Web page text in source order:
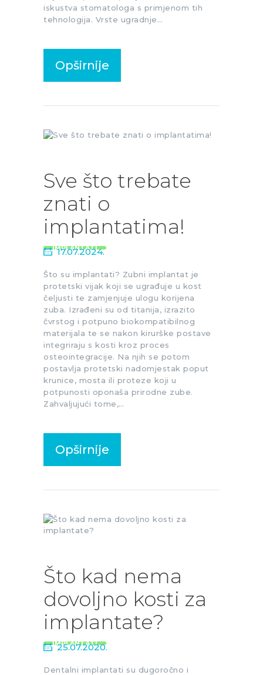
iskustva stomatologa s primjenom tih
tehnologija. Vrste ugradnje…
Opširnije
Sve što trebate
znati o
implantatima!
IMPLANTATI
17.07.2024.
Što su implantati? Zubni implantat je
protetski vijak koji se ugrađuje u kost
čeljusti te zamjenjuje ulogu korijena
zuba. Izrađeni su od titanija, izrazito
čvrstog i potpuno biokompatibilnog
materijala te se nakon kirurške postave
integriraju s kosti kroz proces
osteointegracije. Na njih se potom
postavlja protetski nadomjestak poput
krunice, mosta ili proteze koji u
potpunosti oponaša prirodne zube.
Zahvaljujući tome,…
Opširnije
Što kad nema
dovoljno kosti za
implantate?
IMPLANTATI
25.07.2020.
Dentalni implantati su dugoročno i